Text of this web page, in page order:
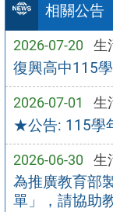
相關公告
2026-07-20 生
復興高中115
2026-07-01 生
★公告: 115學
2026-06-30 生
為推廣教育部
單」，請協助